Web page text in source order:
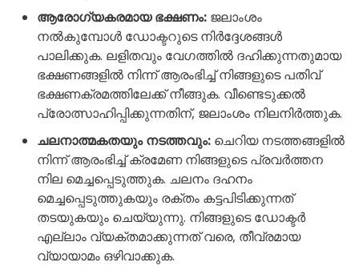
ആരോഗ്യകരമായ ഭക്ഷണം: ജലാംശം
നൽകുമ്പോൾ ഡോക്ടറുടെ നിർദ്ദേശങ്ങൾ
പാലിക്കുക. ലളിതവും വേഗത്തിൽ ദഹിക്കുന്നതുമായ
ഭക്ഷണങ്ങളിൽ നിന്ന് ആരംഭിച്ച് നിങ്ങളുടെ പതിവ്
ഭക്ഷണക്രമത്തിലേക്ക് നീങ്ങുക. വീണ്ടെടുക്കൽ
പ്രോത്സാഹിപ്പിക്കുന്നതിന്, ജലാംശം നിലനിർത്തുക.
ചലനാത്മകതയും നടത്തവും: ചെറിയ നടത്തങ്ങളിൽ
നിന്ന് ആരംഭിച്ച് ക്രമേണ നിങ്ങളുടെ പ്രവർത്തന
നില മെച്ചപ്പെടുത്തുക. ചലനം ദഹനം
മെച്ചപ്പെടുത്തുകയും രക്തം കട്ടപിടിക്കുന്നത്
തടയുകയും ചെയ്യുന്നു. നിങ്ങളുടെ ഡോക്ടർ
എല്ലാം വ്യക്തമാക്കുന്നത് വരെ, തീവ്രമായ
വ്യായാമം ഒഴിവാക്കുക.